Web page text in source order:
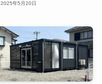
2025年5月20日